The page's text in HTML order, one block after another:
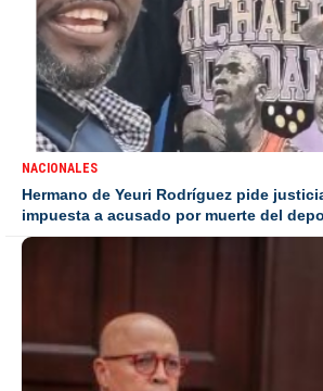
NACIONALES
Hermano de Yeuri Rodríguez pide
impuesta a acusado por muerte del